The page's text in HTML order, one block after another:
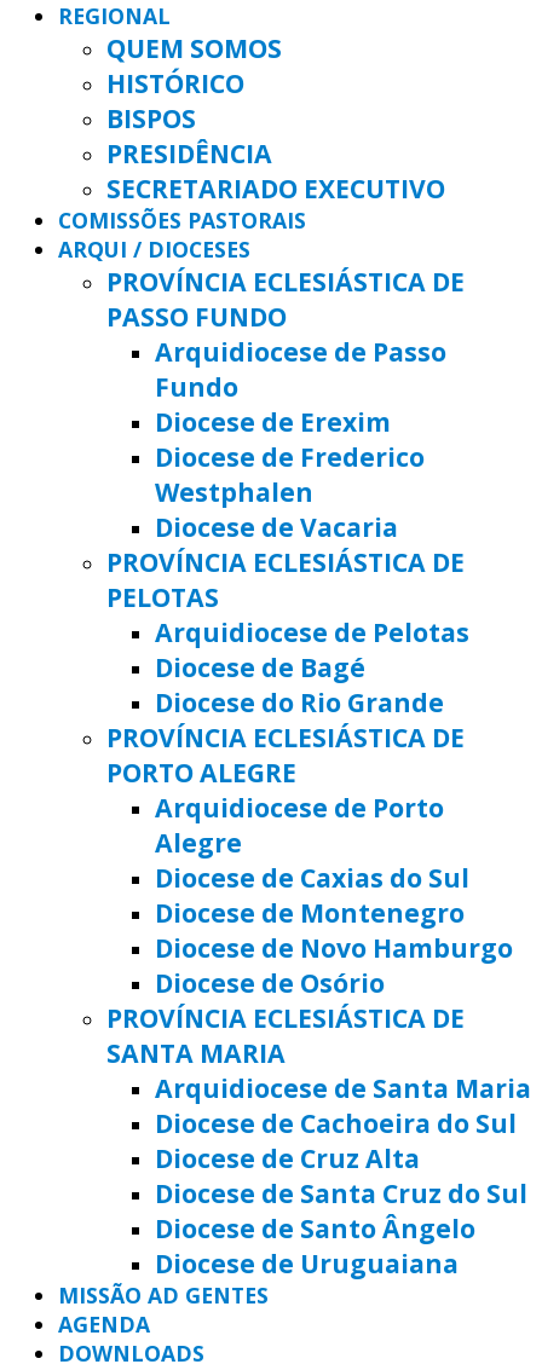
REGIONAL
QUEM SOMOS
HISTÓRICO
BISPOS
PRESIDÊNCIA
SECRETARIADO EXECUTIVO
COMISSÕES PASTORAIS
ARQUI / DIOCESES
PROVÍNCIA ECLESIÁSTICA DE
PASSO FUNDO
Arquidiocese de Passo
Fundo
Diocese de Erexim
Diocese de Frederico
Westphalen
Diocese de Vacaria
PROVÍNCIA ECLESIÁSTICA DE
PELOTAS
Arquidiocese de Pelotas
Diocese de Bagé
Diocese do Rio Grande
PROVÍNCIA ECLESIÁSTICA DE
PORTO ALEGRE
Arquidiocese de Porto
Alegre
Diocese de Caxias do Sul
Diocese de Montenegro
Diocese de Novo Hamburgo
Diocese de Osório
PROVÍNCIA ECLESIÁSTICA DE
SANTA MARIA
Arquidiocese de Santa Maria
Diocese de Cachoeira do Sul
Diocese de Cruz Alta
Diocese de Santa Cruz do Sul
Diocese de Santo Ângelo
Diocese de Uruguaiana
MISSÃO AD GENTES
AGENDA
DOWNLOADS